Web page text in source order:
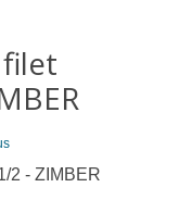
2 - ZIMBER